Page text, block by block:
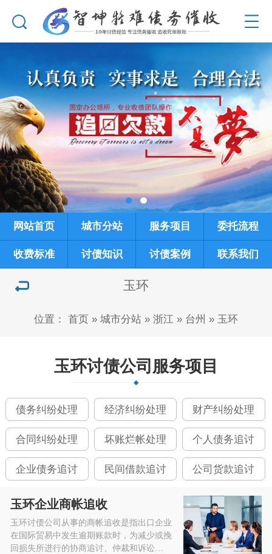
网站首页 城市分站 服务项目 委托流程
收费标准 讨债知识 讨债案例 联系我们
玉环
位置： 首页 » 城市分站 » 浙江 » 台州 » 玉环
玉环讨债公司服务项目
债务纠纷处理 经济纠纷处理 财产纠纷处理
合同纠纷处理 坏账烂帐处理 个人债务追讨
企业债务追讨 民间借款追讨 公司货款追讨
玉环企业商帐追收
玉环讨债公司从事的商帐追收是指出口企业
在国际贸易中发生逾期账款时，为减少或挽
回损失所进行的协商追讨、仲裁和诉讼…